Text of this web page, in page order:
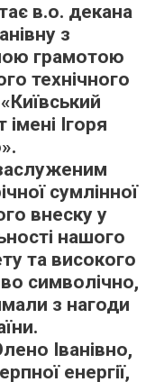
в.о. декана
з
грамотою
технічного
імені Ігоря
сумлінної
внеску у
нашого
та високого
символічно,
з нагоди
Іванівно,
енергії,